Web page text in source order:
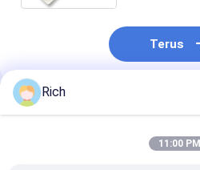
Terus
Rekomendasi Produk
Rich
11:00 PM